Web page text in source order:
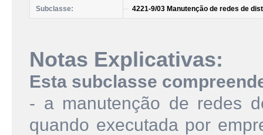
Subclasse: 4221-9/03 Manutenção de redes de
Notas Explicativas:
Esta subclasse
- a manutenção de redes
quando executada por